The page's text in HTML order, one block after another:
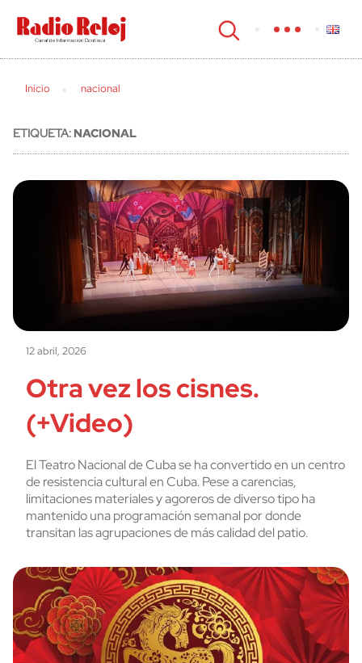
cerrar
Inicio nacional
ETIQUETA:NACIONAL
12 abril, 2026
Otra vez los cisnes.
(+Video)
El Teatro Nacional de Cuba se ha convertido en un centro
de resistencia cultural en Cuba. Pese a carencias,
limitaciones materiales y agoreros de diverso tipo ha
mantenido una programación semanal por donde
transitan las agrupaciones de más calidad del patio.